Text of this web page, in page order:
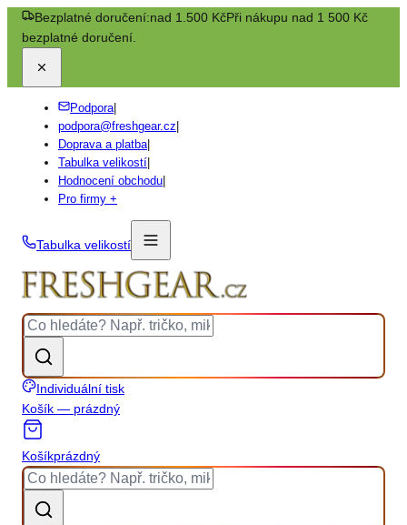
Bezplatné doručení:nad 1.500 KčPři nákupu nad 1 500 Kč
bezplatné doručení.
Podpora|
podpora@freshgear.cz
Doprava a platba|
Tabulka velikostí
Hodnocení obchodu
Pro firmy +
Tabulka velikostí
Individuální tisk
Košík — prázdný
Košíkprázdný